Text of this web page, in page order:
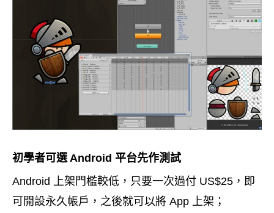
初學者可選 Android 平台先作測試
Android 上架門檻較低，只要一次過付 US$25 ，即
可開設永久帳戶，之後就可以將 App 上架；